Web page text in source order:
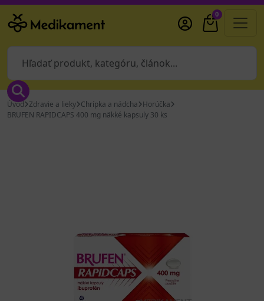
0
Úvod Zdravie a lieky Chrípka a nádcha Horúčka
BRUFEN RAPIDCAPS 400 mg näkké kapsuly 30 ks